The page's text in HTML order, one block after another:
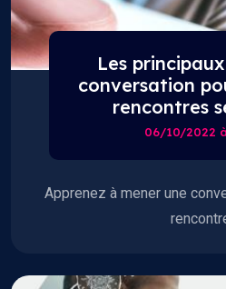
Les
conversation
rencontres
06/10/2022
Apprenez à mener une